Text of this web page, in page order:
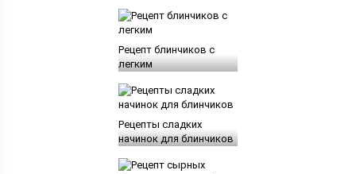
Рецепт блинчиков с
легким
Рецепты сладких
начинок для блинчиков